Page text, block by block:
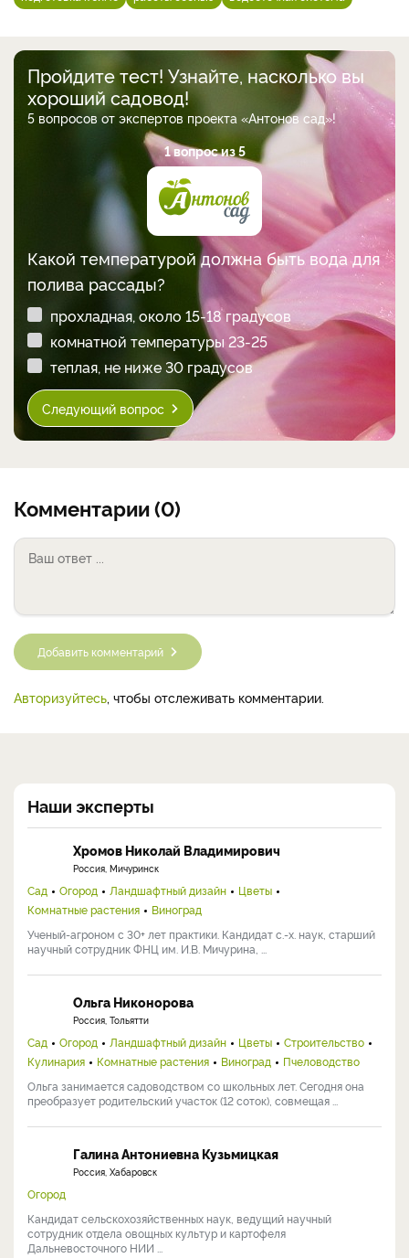
Пройдите тест! Узнайте, насколько вы
хороший садовод!
5 вопросов от экспертов проекта «Антонов сад»!
1 вопрос из 5
Какой температурой должна быть вода для
полива рассады?
прохладная, около 15-18 градусов
комнатной температуры 23-25
теплая, не ниже 30 градусов
Следующий вопрос
Комментарии (0)
Добавить комментарий
Авторизуйтесь, чтобы отслеживать комментарии.
Наши эксперты
Хромов Николай Владимирович
Россия, Мичуринск
Сад Огород Ландшафтный дизайн
Цветы
Комнатные растения
Виноград
Ученый-агроном с 30+ лет практики. Кандидат с.-х. наук, старший
научный сотрудник ФНЦ им. И.В. Мичурина, ...
Ольга Никонорова
Россия, Тольятти
Сад Огород Ландшафтный дизайн Цветы
Строительство
Кулинария
Комнатные растения Виноград
Пчеловодство
Ольга занимается садоводством со школьных лет. Сегодня она
преобразует родительский участок (12 соток), совмещая ...
Галина Антониевна Кузьмицкая
Россия, Хабаровск
Огород
Кандидат сельскохозяйственных наук, ведущий научный
сотрудник отдела овощных культур и картофеля
Дальневосточного НИИ ...